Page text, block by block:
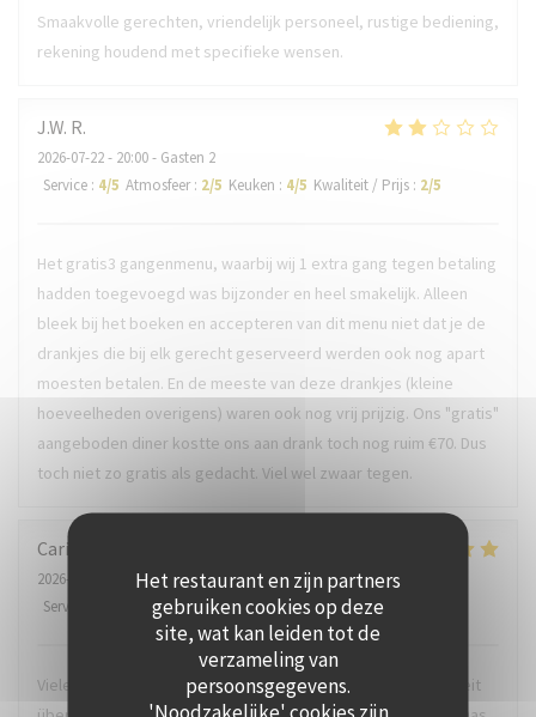
Het restaurant en zijn partners
gebruiken cookies op deze
site, wat kan leiden tot de
verzameling van
persoonsgegevens.
'Noodzakelijke' cookies zijn
Smaakvolle gerechten, vriendelijk personeel, rustige bediening,
rekening houdend met specifieke wensen.
J.W. R
2026-07-22- 20:00 - Gasten 2
Service : 4/5 Atmosfeer : 2/5 Keuken : 4/5 Kwaliteit / Prijs : 2/5
Het gratis3 gangenmenu, waarbij wij 1 extra gang tegen betaling
hadden toegevoegd was bijzonder en heel smakelijk. Alleen
bleek bij het boeken en accepteren van dit menu niet dat je de
drankjes die bij elk gerecht geserveerd werden ook nog apart
moesten betalen. En de meeste van deze drankjes (kleine
hoeveelheden overigens) waren ook nog vrij prijzig. Ons "gratis"
aangeboden diner kostte ons aan drank toch nog ruim €70. Dus
toch niet zo gratis als gedacht. Viel wel zwaar tegen.
Carina
2026-07-21
- 18:30 - Gasten 2
Service
Atmosfeer:5/5 Keuken : 5/5 Kwaliteit / Prijs
Vielen Dank für den sehr sehr schönen Abend. Für uns, die seit